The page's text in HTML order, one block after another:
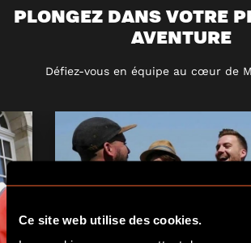
Ce site web utilise des cookies.
PLONGEZ DANS VOTRE
AVENTURE
Défiez-vous en équipe au cœur de